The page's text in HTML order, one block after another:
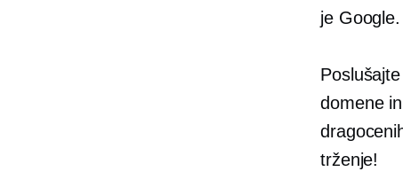
je Google.
domene
trženje!